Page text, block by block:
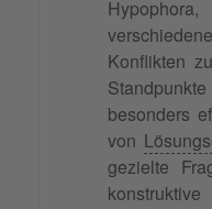
Konflikten
besonders
von
gezielte